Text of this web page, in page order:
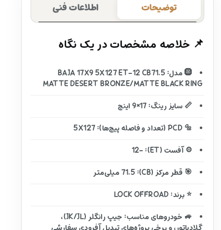
توضیحات اطلاعات فنی
📌 خلاصه مشخصات در یک نگاه
🛞 مدل: BAJA 17X9 5X127 ET-12 CB71.5
MATTE DESERT BRONZE/MATTE BLACK RING
📏 سایز رینگ: 17×9 اینچ
🔩 PCD (تعداد و فاصله پیچ‌ها): 5X127
⚙️ آفست (ET): -12
🎯 قطر مرکز (CB): 71.5 میلی‌متر
⭐ برند: LOCK OFFROAD
🚙 خودروهای مناسب: جیپ رانگلر (JK/JL)،